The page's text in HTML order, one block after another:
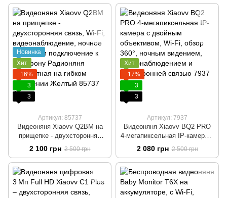
видение и подключение к
телефону Радионяня
поворотная на гибком
креплении Розовый
видение и подключение к
телефону Радионяня
поворотная на гибком
креплении Голубой
Новинка
Хит
−16%
3
3
Артикул: 85737
Видеоняня Xiaovv Q2BM на
прищепке - двухсторонняя
связь, Wi-Fi,
видеонаблюдение, ночное
видение и подключение к
телефону Радионяня
поворотная на гибком
креплении Желтый
2 100 грн 2 500 грн
Хит
−17%
3
3
Артикул: 7937
Видеоняня Xiaovv BQ2 PRO
4-мегапиксельная IP-камера с
двойным объективом, Wi-Fi,
обзор 360°, ночным видением,
видеонаблюдением и
двусторонней связью
2 080 грн 2 500 грн